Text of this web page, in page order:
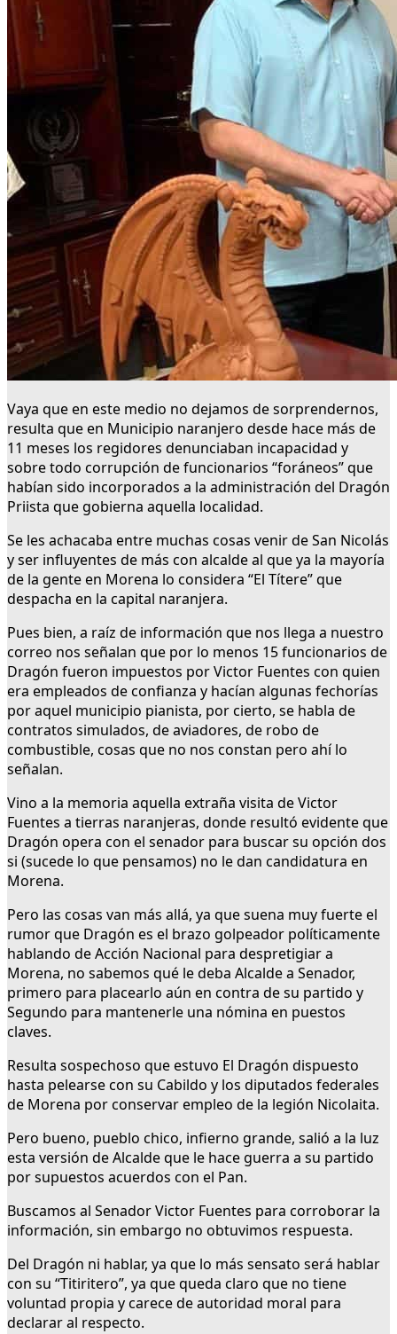
Vaya que en este medio no dejamos de sorprendernos,
resulta que en Municipio naranjero desde hace más de
11 meses los regidores denunciaban incapacidad y
sobre todo corrupción de funcionarios “foráneos” que
habían sido incorporados a la administración del Dragón
Priista que gobierna aquella localidad.
Se les achacaba entre muchas cosas venir de San Nicolás
y ser influyentes de más con alcalde al que ya la mayoría
de la gente en Morena lo considera “El Títere” que
despacha en la capital naranjera.
Pues bien, a raíz de información que nos llega a nuestro
correo nos señalan que por lo menos 15 funcionarios de
Dragón fueron impuestos por Victor Fuentes con quien
era empleados de confianza y hacían algunas fechorías
por aquel municipio pianista, por cierto, se habla de
contratos simulados, de aviadores, de robo de
combustible, cosas que no nos constan pero ahí lo
señalan.
Vino a la memoria aquella extraña visita de Victor
Fuentes a tierras naranjeras, donde resultó evidente que
Dragón opera con el senador para buscar su opción dos
si (sucede lo que pensamos) no le dan candidatura en
Morena.
Pero las cosas van más allá, ya que suena muy fuerte el
rumor que Dragón es el brazo golpeador políticamente
hablando de Acción Nacional para despretigiar a
Morena, no sabemos qué le deba Alcalde a Senador,
primero para placearlo aún en contra de su partido y
Segundo para mantenerle una nómina en puestos
claves.
Resulta sospechoso que estuvo El Dragón dispuesto
hasta pelearse con su Cabildo y los diputados federales
de Morena por conservar empleo de la legión Nicolaita.
Pero bueno, pueblo chico, infierno grande, salió a la luz
esta versión de Alcalde que le hace guerra a su partido
por supuestos acuerdos con el Pan.
Buscamos al Senador Victor Fuentes para corroborar la
información, sin embargo no obtuvimos respuesta.
Del Dragón ni hablar, ya que lo más sensato será hablar
con su “Titiritero”, ya que queda claro que no tiene
voluntad propia y carece de autoridad moral para
declarar al respecto.